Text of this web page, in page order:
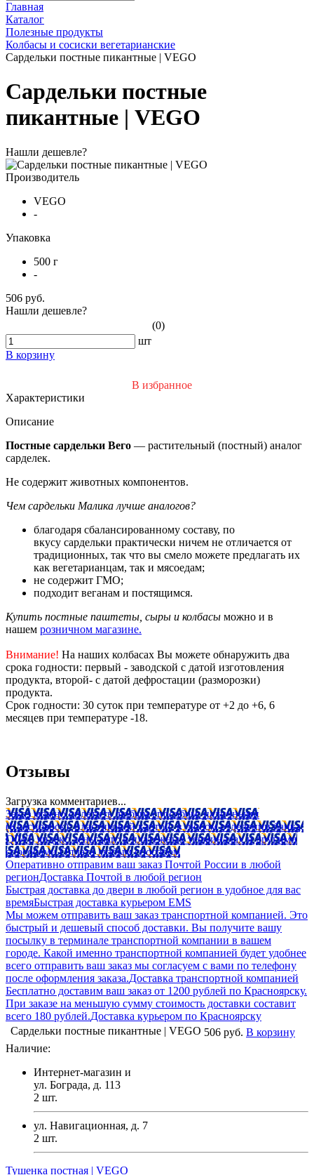
Главная
Каталог
Полезные продукты
Колбасы и сосиски вегетарианские
Сардельки постные пикантные | VEGO
Сардельки постные
пикантные | VEGO
Нашли дешевле?
Производитель
VEGO
-
Упаковка
500 г
-
506 руб.
Нашли дешевле?
(0)
шт
В корзину
В избранное
Характеристики
Описание
Постные сардельки Вего — растительный (постный) аналог
сарделек.
Не содержит животных компонентов.
Чем сардельки Малика лучше аналогов?
благодаря сбалансированному составу, по
вкусу сардельки практически ничем не отличается от
традиционных, так что вы смело можете предлагать их
как вегетарианцам, так и мясоедам;
не содержит ГМО;
подходит веганам и постящимся.
Купить постные паштеты, сыры и колбасы можно и в
нашем розничном магазине.
Внимание! На наших колбасах Вы можете обнаружить два
срока годности: первый - заводской с датой изготовления
продукта, второй- с датой дефростации (разморозки)
продукта.
Срок годности: 30 суток при температуре от +2 до +6, 6
месяцев при температуре -18.
Отзывы
Загрузка комментариев...
Заказ можно оплатить любым способом: наличными
(Красноярск); пластиковой картой; в любом отделении банка;
QIWI, яндекс.деньгами; в платежных терминалах и другими
способами.Оплата любым способом
Оперативно отправим ваш заказ Почтой России в любой
регионДоставка Почтой в любой регион
Быстрая доставка до двери в любой регион в удобное для вас
времяБыстрая доставка курьером EMS
Мы можем отправить ваш заказ транспортной компанией. Это
быстрый и дешевый способ доставки. Вы получите вашу
посылку в терминале транспортной компании в вашем
городе. Какой именно транспортной компанией будет удобнее
всего отправить ваш заказ мы согласуем с вами по телефону
после оформления заказа.Доставка транспортной компанией
Бесплатно доставим ваш заказ от 1200 рублей по Красноярску.
При заказе на меньшую сумму стоимость доставки составит
всего 180 рублей.Доставка курьером по Красноярску
Сардельки постные пикантные | VEGO 506 руб. В корзину
Наличие:
Интернет-магазин и
ул. Бограда, д. 113
2 шт.
ул. Навигационная, д. 7
2 шт.
Тушенка постная | VEGO